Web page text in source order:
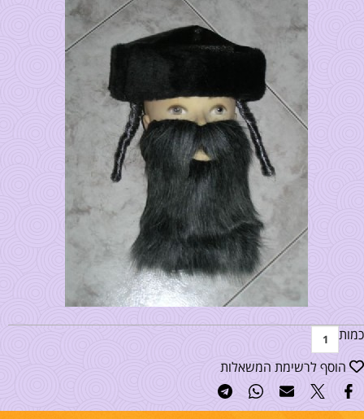
כמות
הוסף לרשימת המשאלות